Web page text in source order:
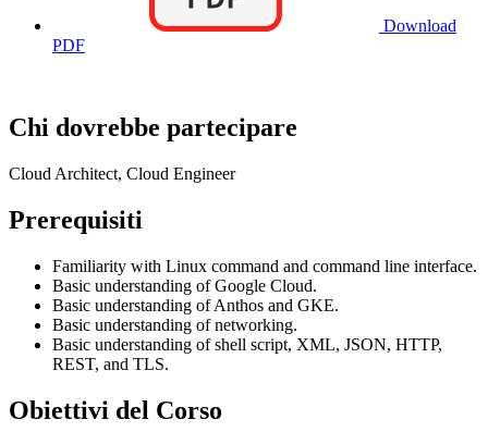
Download
PDF
Chi dovrebbe partecipare
Cloud Architect, Cloud Engineer
Prerequisiti
Familiarity with Linux command and command line interface.
Basic understanding of Google Cloud.
Basic understanding of Anthos and GKE.
Basic understanding of networking.
Basic understanding of shell script, XML, JSON, HTTP,
REST, and TLS.
Obiettivi del Corso